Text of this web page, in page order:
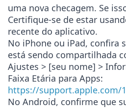
uma nova checagem. Se
Certifique-se de estar
recente do aplicativo.
No iPhone ou iPad, confira
está sendo compartilhada
Ajustes > [seu nome] >
Faixa Etária para Apps:
https://support.apple.com/
No Android, confirme que